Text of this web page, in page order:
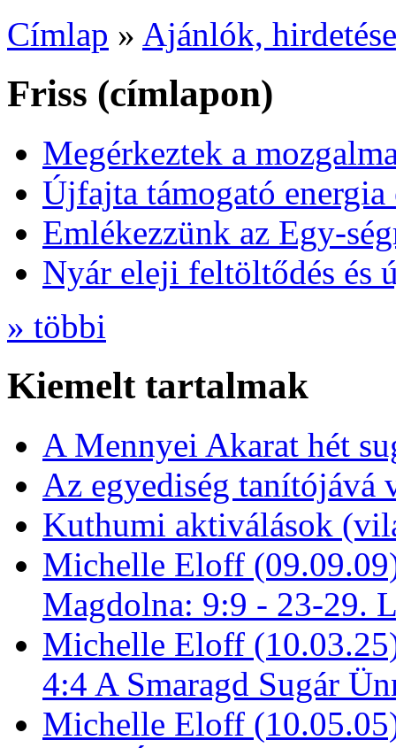
Címlap » Ajánlók,
Friss (címlapon)
Megérkeztek a
Újfajta támogató
Emlékezzünk az Egy-
Nyár eleji feltöltődés és
» többi
Kiemelt tartalmak
A Mennyei Akarat hét
Az egyediség tanítójává
Kuthumi aktiválások
Michelle Eloff
Magdolna: 9:9 - 23-29.
Michelle Eloff
4:4 A Smaragd Sugár
Michelle Eloff